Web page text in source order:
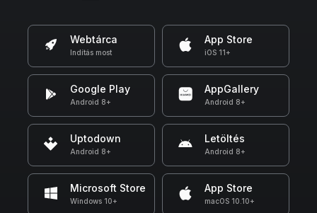
Webtárca
Indítás most
App Store
iOS 11+
Google Play
Android 8+
AppGallery
Android 8+
Uptodown
Android 8+
Letöltés
Android 8+
Microsoft Store
Windows 10+
App Store
macOS 10.10+